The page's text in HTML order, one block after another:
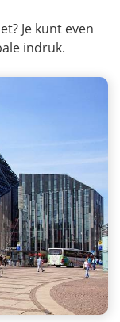
Je kunt even
indruk.